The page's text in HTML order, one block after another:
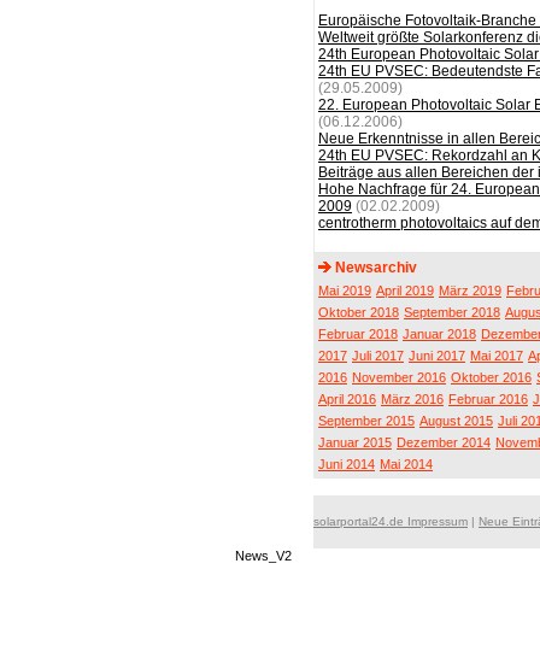
Europäische Fotovoltaik-
Weltweit größte Solarkonferenz
24th European Photovoltaic
24th EU PVSEC: Bedeutendste
(29.05.2009)
22. European Photovoltaic Solar
(06.12.2006)
Neue Erkenntnisse in allen
24th EU PVSEC: Rekordzahl an
Beiträge aus allen Bereichen
Hohe Nachfrage für 24.
2009 (02.02.2009)
centrotherm photovoltaics auf
Newsarchiv
Mai 2019 April 2019 März 2019
Oktober 2018 September 2018
Februar 2018 Januar 2018
2017 Juli 2017 Juni 2017 Mai 2017
2016 November 2016 Oktober 2016
April 2016 März 2016 Februar 2016
September 2015 August 2015 Juli
Januar 2015 Dezember 2014
Juni 2014 Mai 2014
solarportal24.de Impressum | Neue
News_V2